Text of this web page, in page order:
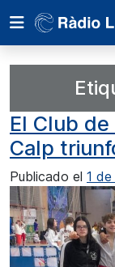
El Club
Calp
Publicado el 1